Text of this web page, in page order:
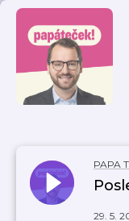
PAPA
29. 5.